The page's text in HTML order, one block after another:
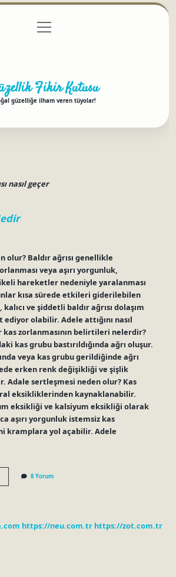
Gizlilik Politikası
menüyü
aç
Fikir Kutusu
güzelliğe ilham veren tüyolar!
nasıl geçer
olur? Baldır ağrısı genellikle
veya aşırı yorgunluk,
hareketler nedeniyle yaralanması
kısa sürede etkileri giderilebilen
ve şiddetli baldır ağrısı dolaşım
olabilir. Adele attığını nasıl
kas zorlanmasının belirtileri nelerdir?
kas grubu bastırıldığında ağrı oluşur.
veya kas grubu gerildiğinde ağrı
erken renk değişikliği ve şişlik
Adale sertleşmesi neden olur? Kas
eksikliklerinden kaynaklanabilir.
eksikliği ve kalsiyum eksikliği olarak
aşırı yorgunluk istemsiz kas
kramplara yol açabilir. Adele
8 Yorum
https://neu.com.tr https://zot.com.tr